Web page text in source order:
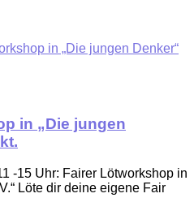
in „Die jungen
-15 Uhr: Fairer Lötworkshop in
Löte dir deine eigene Fair